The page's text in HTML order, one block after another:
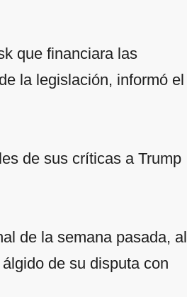
que financiara las
la legislación, informó el
de sus críticas a Trump
de la semana pasada, al
de su disputa con